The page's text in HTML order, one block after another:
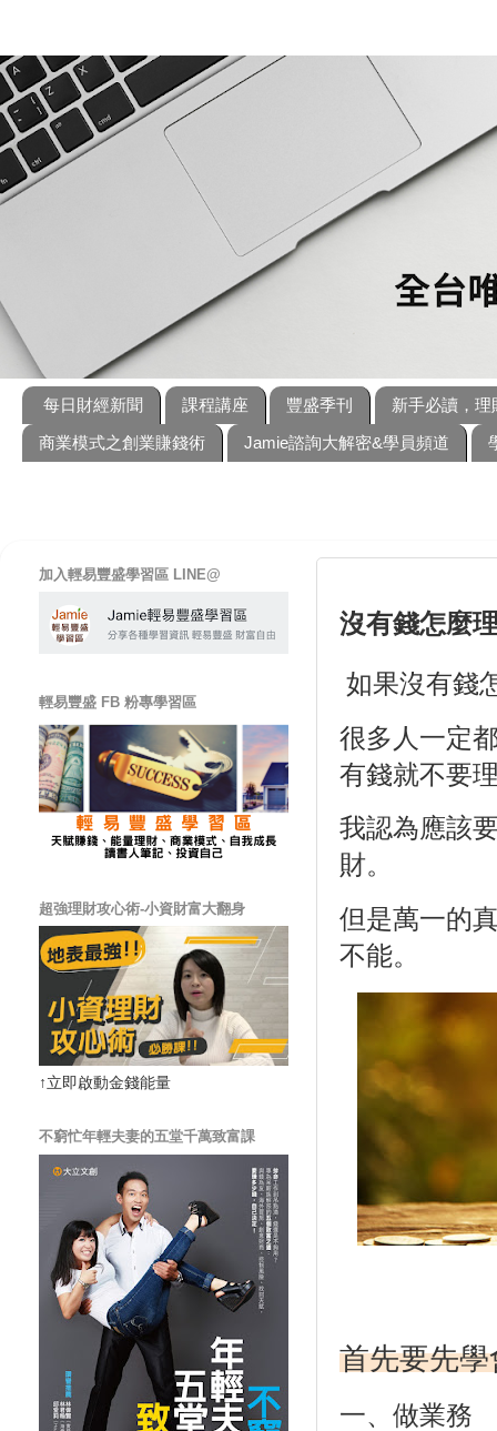
每日財經新聞 課程講座 豐盛季刊
新手必讀，理
商業模式之創業賺錢術
Jamie諮詢大解密&學員頻道
沒有錢怎麼
如果沒有錢
很多人一定
有錢就不要
我認為應該
財。
但是萬一的
不能。
首先要先
一、做業務
加入輕易豐盛學習區 LINE@
輕易豐盛 FB 粉專學習區
超強理財攻心術-小資財富大翻身
↑立即啟動金錢能量
不窮忙年輕夫妻的五堂千萬致富課